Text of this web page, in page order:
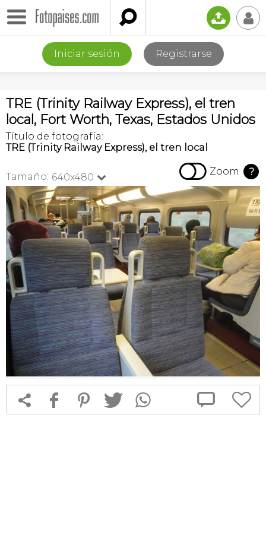
 📤 👤
Iniciar sesión Registrarse
TRE (Trinity Railway Express), el tren
local, Fort Worth, Texas, Estados Unidos
Título de fotografía:
TRE (Trinity Railway Express), el tren local
Tamaño: 640x480   Zoom ?
 f 1 T  